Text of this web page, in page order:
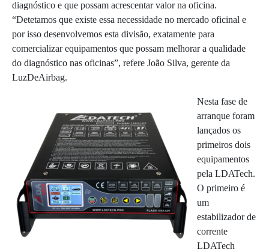
diagnóstico e que possam acrescentar valor na oficina.
“Detetamos que existe essa necessidade no mercado oficinal e
por isso desenvolvemos esta divisão, exatamente para
comercializar equipamentos que possam melhorar a qualidade
do diagnóstico nas oficinas”, refere João Silva, gerente da
LuzDeAirbag.
Nesta fase de
arranque foram
lançados os
primeiros dois
equipamentos
pela LDATech.
O primeiro é
um
estabilizador de
corrente
LDATech